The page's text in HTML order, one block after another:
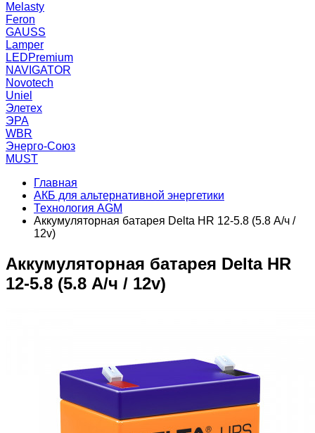
Melasty
Feron
GAUSS
Lamper
LEDPremium
NAVIGATOR
Novotech
Uniel
Элетех
ЭРА
WBR
Энерго-Союз
MUST
Главная
АКБ для альтернативной энергетики
Технология AGM
Аккумуляторная батарея Delta HR 12-5.8 (5.8 А/ч /
12v)
Аккумуляторная батарея Delta HR
12-5.8 (5.8 А/ч / 12v)